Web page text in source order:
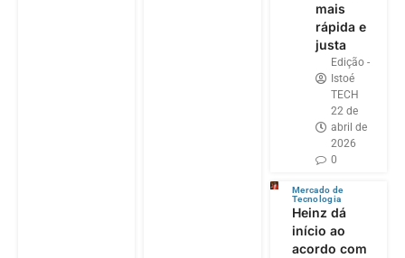
mais
rápida e
justa
Edição -
Istoé
TECH
22 de
abril de
2026
0
Mercado de
Tecnologia
Heinz dá
início ao
acordo com